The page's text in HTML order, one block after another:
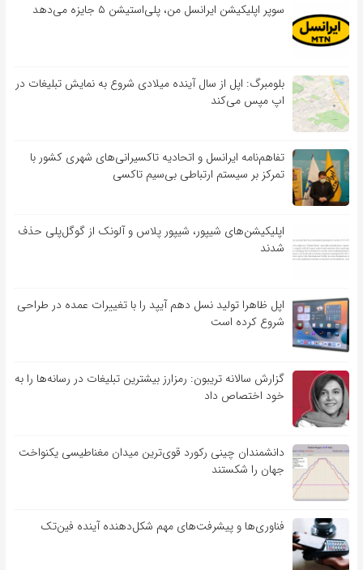
سوپر اپلیکیشن ایرانسل من، پلی‌استیشن ۵ جایزه می‌دهد
بلومبرگ: اپل از سال آینده میلادی شروع به نمایش تبلیغات در
اپ مپس می‌کند
تفاهم‌نامه‌ ایرانسل و اتحادیه تاکسیرانی‌های شهری کشور با
تمرکز بر سیستم ارتباطی بی‌سیم تاکسی
اپلیکیشن‌های شیپور، شیپور پلاس و آلونک از گوگل‌پلی حذف
شدند
اپل ظاهرا تولید نسل دهم آیپد را با تغییرات عمده در طراحی
شروع کرده است
گزارش سالانه تریبون: رمزارز بیشترین تبلیغات در رسانه‌ها را به
خود اختصاص داد
دانشمندان چینی رکورد قوی‌ترین میدان مغناطیسی یکنواخت
جهان را شکستند
فناوری‌ها و پیشرفت‌های مهم شکل‌دهنده آینده فین‌تک